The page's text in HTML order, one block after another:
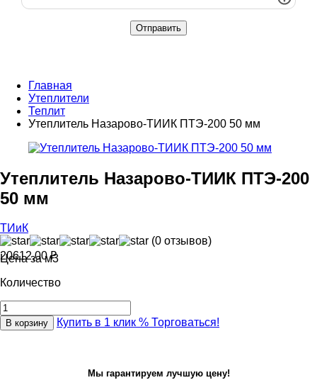
Главная
Утеплители
Теплит
Утеплитель Назарово-ТИИК ПТЭ-200 50 мм
Утеплитель Назарово-ТИИК ПТЭ-200
50 мм
ТИиК
(0 отзывов)
20612,00₽
Цена за м3
Количество
В корзину Купить в 1 клик % Торговаться!
Мы гарантируем лучшую цену!